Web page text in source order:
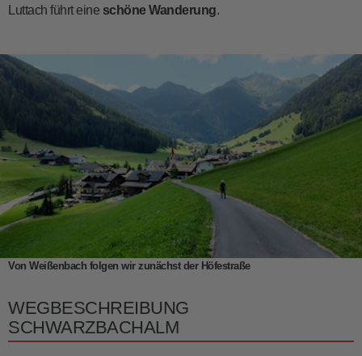
Luttach führt eine schöne Wanderung.
Von Weißenbach folgen wir zunächst der Höfestraße
WEGBESCHREIBUNG
SCHWARZBACHALM